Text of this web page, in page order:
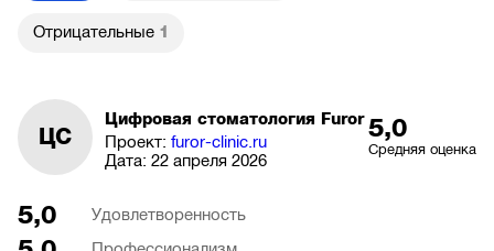
Отрицательные 1
ЦС
Цифровая стоматология Furor
Проект: furor-clinic.ru
Дата: 22 апреля 2026
5,0
Средняя оценка
5,0 Удовлетворенность